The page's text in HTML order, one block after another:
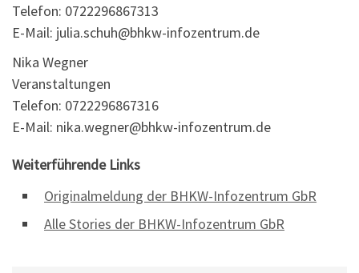
Telefon: 0722296867313
E-Mail: julia.schuh@bhkw-infozentrum.de
Nika Wegner
Veranstaltungen
Telefon: 0722296867316
E-Mail: nika.wegner@bhkw-infozentrum.de
Weiterführende Links
Originalmeldung der BHKW-Infozentrum GbR
Alle Stories der BHKW-Infozentrum GbR